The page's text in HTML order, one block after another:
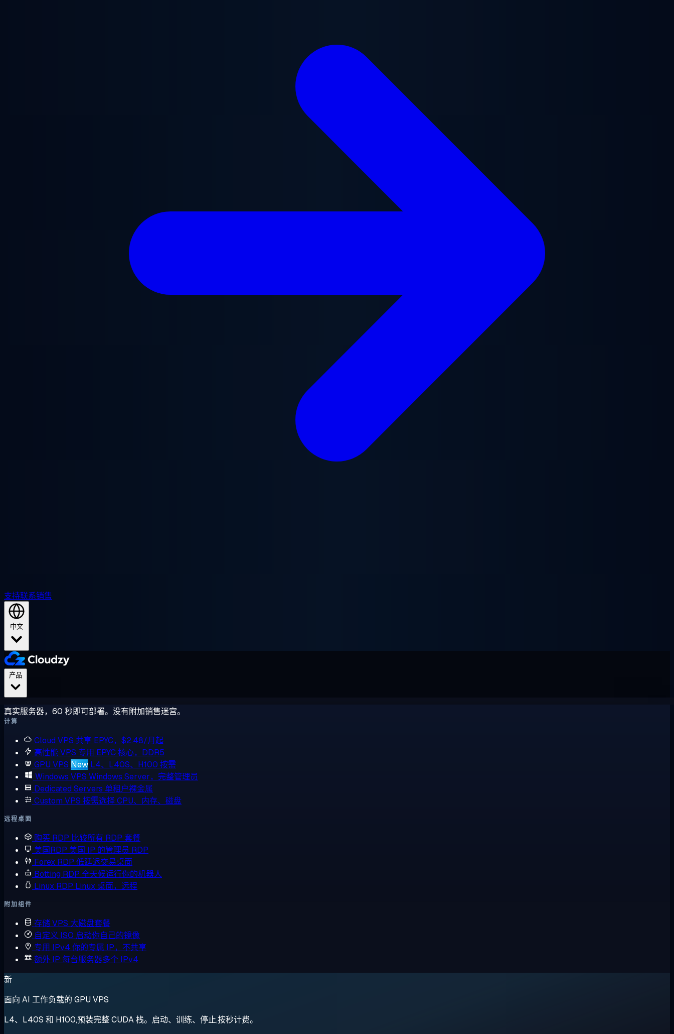
支持联系销售
中文
真实服务器，60 秒即可部署。没有附加销售迷宫。
计算
Cloud VPS 共享 EPYC，$2.48/月起
高性能 VPS 专用 EPYC 核心，DDR5
GPU VPS New L4、L40S、H100 按需
Windows VPS Windows Server，完整管理员
Dedicated Servers 单租户裸金属
Custom VPS 按需选择 CPU、内存、磁盘
远程桌面
购买 RDP 比较所有 RDP 套餐
美国RDP 美国 IP 的管理员 RDP
Forex RDP 低延迟交易桌面
Botting RDP 全天候运行你的机器人
Linux RDP Linux 桌面，远程
附加组件
存储 VPS 大磁盘套餐
自定义 ISO 启动你自己的镜像
专用 IPv4 你的专属 IP，不共享
额外 IP 每台服务器多个 IPv4
新
面向 AI 工作负载的 GPU VPS
L4、L40S 和 H100,预装完整 CUDA 栈。启动、训练、停止,按秒计费。